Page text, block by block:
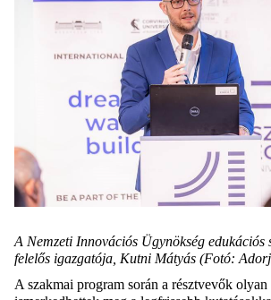
A Nemzeti Innovációs Ügynökség edukációs
felelős igazgatója, Kutni Mátyás (Fotó:
A szakmai program során a résztvevők olyan